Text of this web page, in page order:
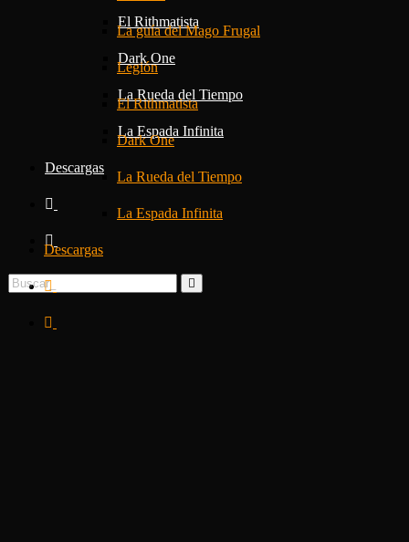
El Rithmatista
Dark One
La Rueda del Tiempo
La Espada Infinita
Descargas
La guía del Mago Frugal
Legión
El Rithmatista
Dark One
La Rueda del Tiempo
La Espada Infinita
Descargas